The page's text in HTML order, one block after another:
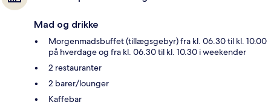
Mad og drikke
Morgenmadsbuffet (tillægsgebyr) fra kl. 06.30 til kl. 10.00
på hverdage og fra kl. 06.30 til kl. 10.30 i weekender
2 restauranter
2 barer/lounger
Kaffebar